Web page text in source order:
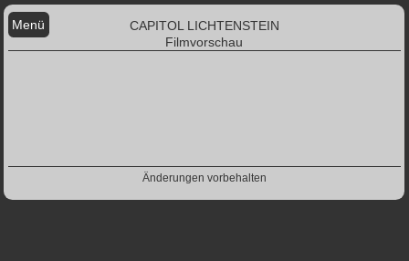
Menü
CAPITOL LICHTENSTEIN
Filmvorschau
Änderungen vorbehalten